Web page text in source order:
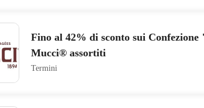
Fino al 42% di sconto sui
Mucci® assortiti
Termini